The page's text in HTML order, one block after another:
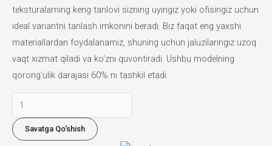
teksturalarning keng tanlovi sizning uyingiz yoki ofisingiz uchun
ideal variantni tanlash imkonini beradi. Biz faqat eng yaxshi
materiallardan foydalanamiz, shuning uchun jaluzilaringiz uzoq
vaqt xizmat qiladi va ko‘zni quvontiradi. Ushbu modelning
qorong‘ulik darajasi 60% ni tashkil etadi.
Combo
kun
va
Savatga Qo‘shish